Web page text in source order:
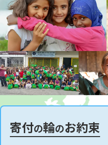
寄付の輪のお約束